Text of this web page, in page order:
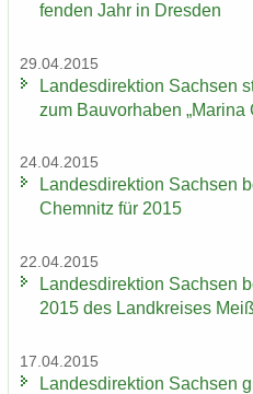
fen­den Jahr in Dres­den
29.04.2015
Lan­des­di­rek­ti­on Sach­sen
zum Bau­vor­ha­ben „Ma­ri­na
24.04.2015
Lan­des­di­rek­ti­on Sach­sen
Chem­nitz für 2015
22.04.2015
Lan­des­di­rek­ti­on Sach­sen
2015 des Land­krei­ses
17.04.2015
Lan­des­di­rek­ti­on Sach­sen